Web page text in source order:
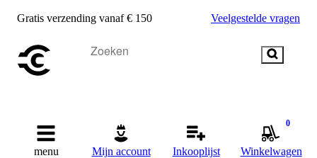
Gratis verzending vanaf € 150 Veelgestelde vragen
menu Mijn account Inkooplijst
0
Winkelwagen